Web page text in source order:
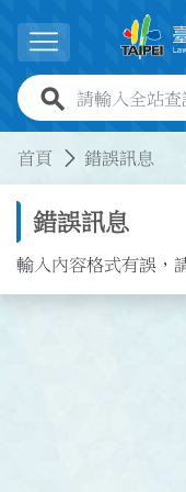
展開選單
全站查詢關鍵
首頁 錯誤訊息
錯誤訊息
輸入內容格式有誤，